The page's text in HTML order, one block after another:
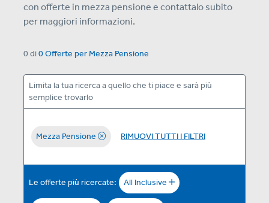
con offerte in mezza pensione e contattalo subito
per maggiori informazioni.
0 di0 Offerte per Mezza Pensione
Limita la tua ricerca a quello che ti piace e sarà più
semplice trovarlo
Mezza Pensione RIMUOVI TUTTI I FILTRI
Le offerte più ricercate: All Inclusive